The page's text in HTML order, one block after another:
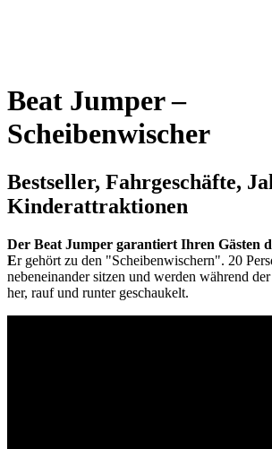
Beat Jumper –
Scheibenwischer
Bestseller, Fahrgeschäfte,
Kinderattraktionen
Der Beat Jumper garantiert Ihren Gästen
Er gehört zu den "Scheibenwischern". 20
nebeneinander sitzen und werden während
her, rauf und runter geschaukelt.